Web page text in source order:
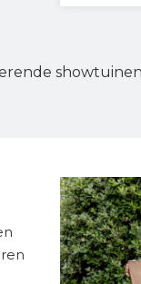
showtuinen